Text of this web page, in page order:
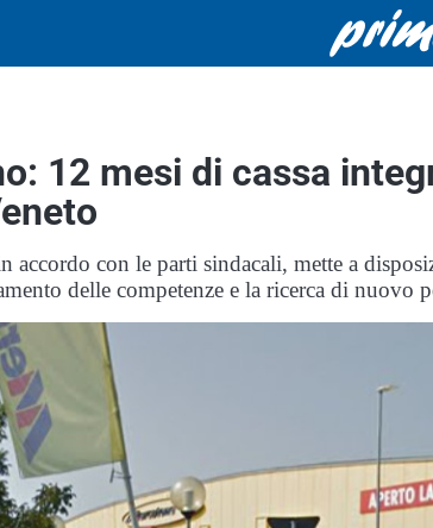
12 mesi di cassa
accordo con le parti sindacali, mette a
delle competenze e la ricerca di nuovo